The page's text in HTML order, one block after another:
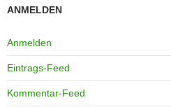
ANMELDEN
Anmelden
Eintrags-Feed
Kommentar-Feed